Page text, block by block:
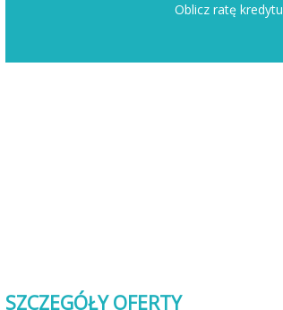
Oblicz ratę kredytu
SZCZEGÓŁY OFERTY